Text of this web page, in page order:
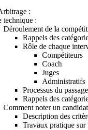
:
technique :
Déroulement de la
Rappels des
Rôle de chaque
Compétiteurs
Coach
Juges
Administratifs
Processus du
Rappels des
Comment noter un candidat
Description des
Travaux pratique sur